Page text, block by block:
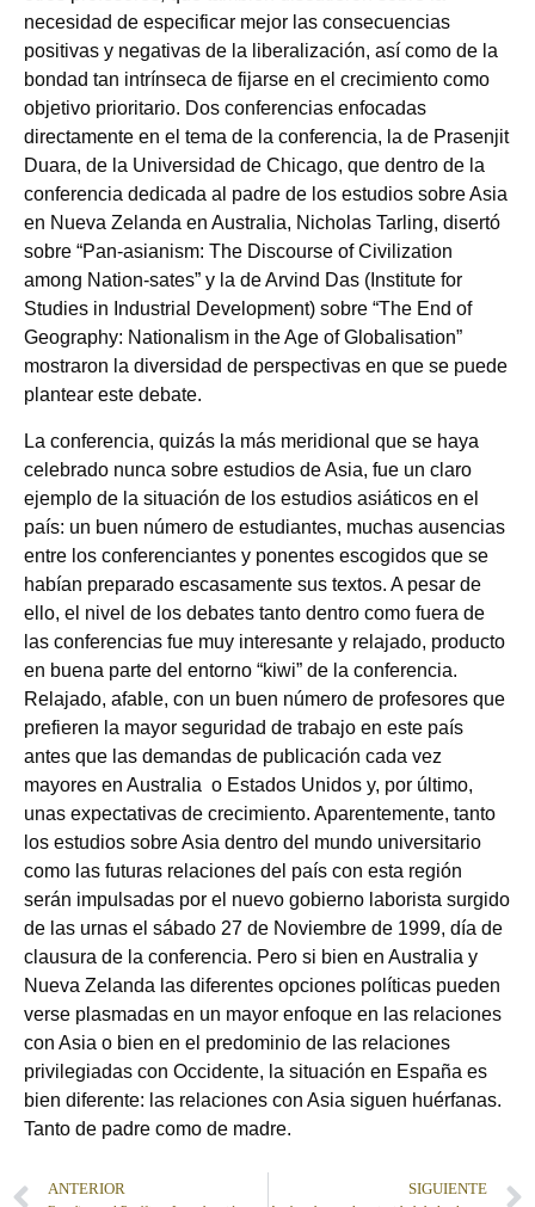
necesidad de especificar mejor las consecuencias
positivas y negativas de la liberalización, así como de la
bondad tan intrínseca de fijarse en el crecimiento como
objetivo prioritario. Dos conferencias enfocadas
directamente en el tema de la conferencia, la de Prasenjit
Duara, de la Universidad de Chicago, que dentro de la
conferencia dedicada al padre de los estudios sobre Asia
en Nueva Zelanda en Australia, Nicholas Tarling, disertó
sobre “Pan-asianism: The Discourse of Civilization
among Nation-sates” y la de Arvind Das (Institute for
Studies in Industrial Development) sobre “The End of
Geography: Nationalism in the Age of Globalisation”
mostraron la diversidad de perspectivas en que se puede
plantear este debate.
La conferencia, quizás la más meridional que se haya
celebrado nunca sobre estudios de Asia, fue un claro
ejemplo de la situación de los estudios asiáticos en el
país: un buen número de estudiantes, muchas ausencias
entre los conferenciantes y ponentes escogidos que se
habían preparado escasamente sus textos. A pesar de
ello, el nivel de los debates tanto dentro como fuera de
las conferencias fue muy interesante y relajado, producto
en buena parte del entorno “kiwi” de la conferencia.
Relajado, afable, con un buen número de profesores que
prefieren la mayor seguridad de trabajo en este país
antes que las demandas de publicación cada vez
mayores en Australia o Estados Unidos y, por último,
unas expectativas de crecimiento. Aparentemente, tanto
los estudios sobre Asia dentro del mundo universitario
como las futuras relaciones del país con esta región
serán impulsadas por el nuevo gobierno laborista surgido
de las urnas el sábado 27 de Noviembre de 1999, día de
clausura de la conferencia. Pero si bien en Australia y
Nueva Zelanda las diferentes opciones políticas pueden
verse plasmadas en un mayor enfoque en las relaciones
con Asia o bien en el predominio de las relaciones
privilegiadas con Occidente, la situación en España es
bien diferente: las relaciones con Asia siguen huérfanas.
Tanto de padre como de madre.
ANTERIOR SIGUIENTE